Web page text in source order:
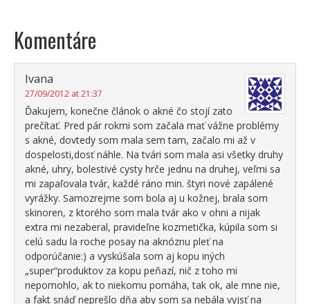
Komentáre
Ivana
27/09/2012 at 21:37
Ďakujem, konečne článok o akné čo stojí zato
prečítať. Pred pár rokmi som začala mať vážne problémy
s akné, dovtedy som mala sem tam, začalo mi až v
dospelosti,dosť náhle. Na tvári som mala asi všetky druhy
akné, uhry, bolestivé cysty hrče jednu na druhej, veľmi sa
mi zapaľovala tvár, každé ráno min. štyri nové zapálené
vyrážky. Samozrejme som bola aj u kožnej, brala som
skinoren, z ktorého som mala tvár ako v ohni a nijak
extra mi nezaberal, pravideľne kozmetička, kúpila som si
celú sadu la roche posay na aknóznu pleť na
odporúčanie:) a vyskúšala som aj kopu iných
„super“produktov za kopu peňazí, nič z toho mi
nepomohlo, ak to niekomu pomáha, tak ok, ale mne nie,
a fakt snáď neprešlo dňa aby som sa nebála vyjsť na